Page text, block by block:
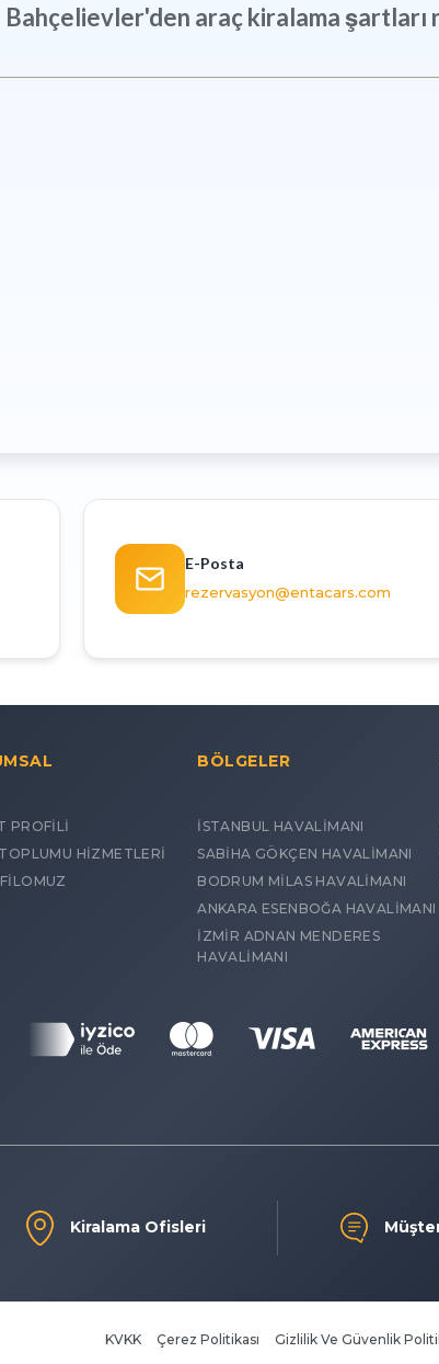
Bahçelievler'den araç kiralama şartları
E-Posta
rezervasyon@entacars.com
PROFİLİ
HİZMETLERİ
BÖLGELER
İSTANBUL HAVALİMANI
SABİHA GÖKÇEN HAVALİMANI
BODRUM MİLAS HAVALİMANI
ANKARA ESENBOĞA HAVALİMANI
İZMİR ADNAN MENDERES
HAVALİMANI
Kiralama Ofisleri
KVKK Çerez Politikası Gizlilik Ve Güvenlik